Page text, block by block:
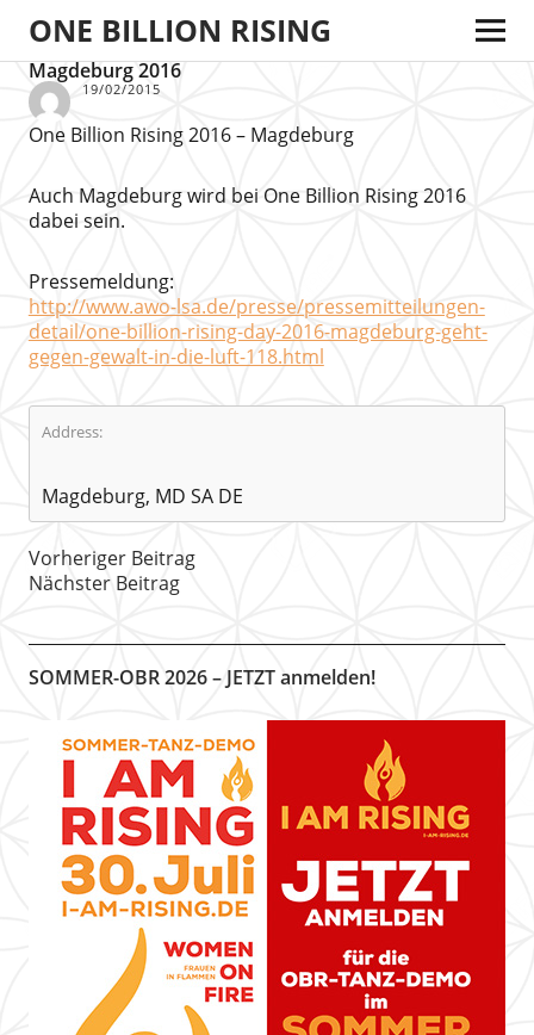
ONE BILLION RISING
Magdeburg 2016
19/02/2015
One Billion Rising 2016 – Magdeburg
Auch Magdeburg wird bei One Billion Rising 2016
dabei sein.
Pressemeldung:
http://www.awo-lsa.de/presse/pressemitteilungen-
detail/one-billion-rising-day-2016-magdeburg-geht-
gegen-gewalt-in-die-luft-118.html
Address:
Magdeburg, MD SA DE
Vorheriger Beitrag
Nächster Beitrag
SOMMER-OBR 2026 – JETZT anmelden!